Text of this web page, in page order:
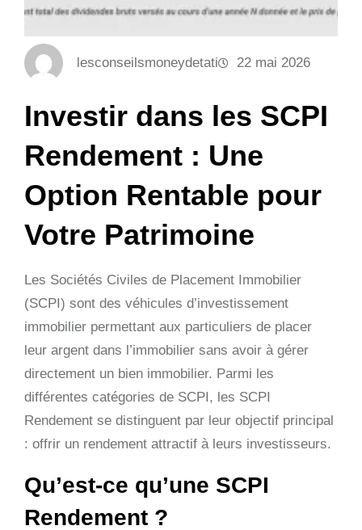
lesconseilsmoneydetati 22 mai 2026
Investir dans les SCPI
Rendement : Une
Option Rentable pour
Votre Patrimoine
Les Sociétés Civiles de Placement Immobilier
(SCPI) sont des véhicules d’investissement
immobilier permettant aux particuliers de placer
leur argent dans l’immobilier sans avoir à gérer
directement un bien immobilier. Parmi les
différentes catégories de SCPI, les SCPI
Rendement se distinguent par leur objectif principal
: offrir un rendement attractif à leurs investisseurs.
Qu’est-ce qu’une SCPI
Rendement ?